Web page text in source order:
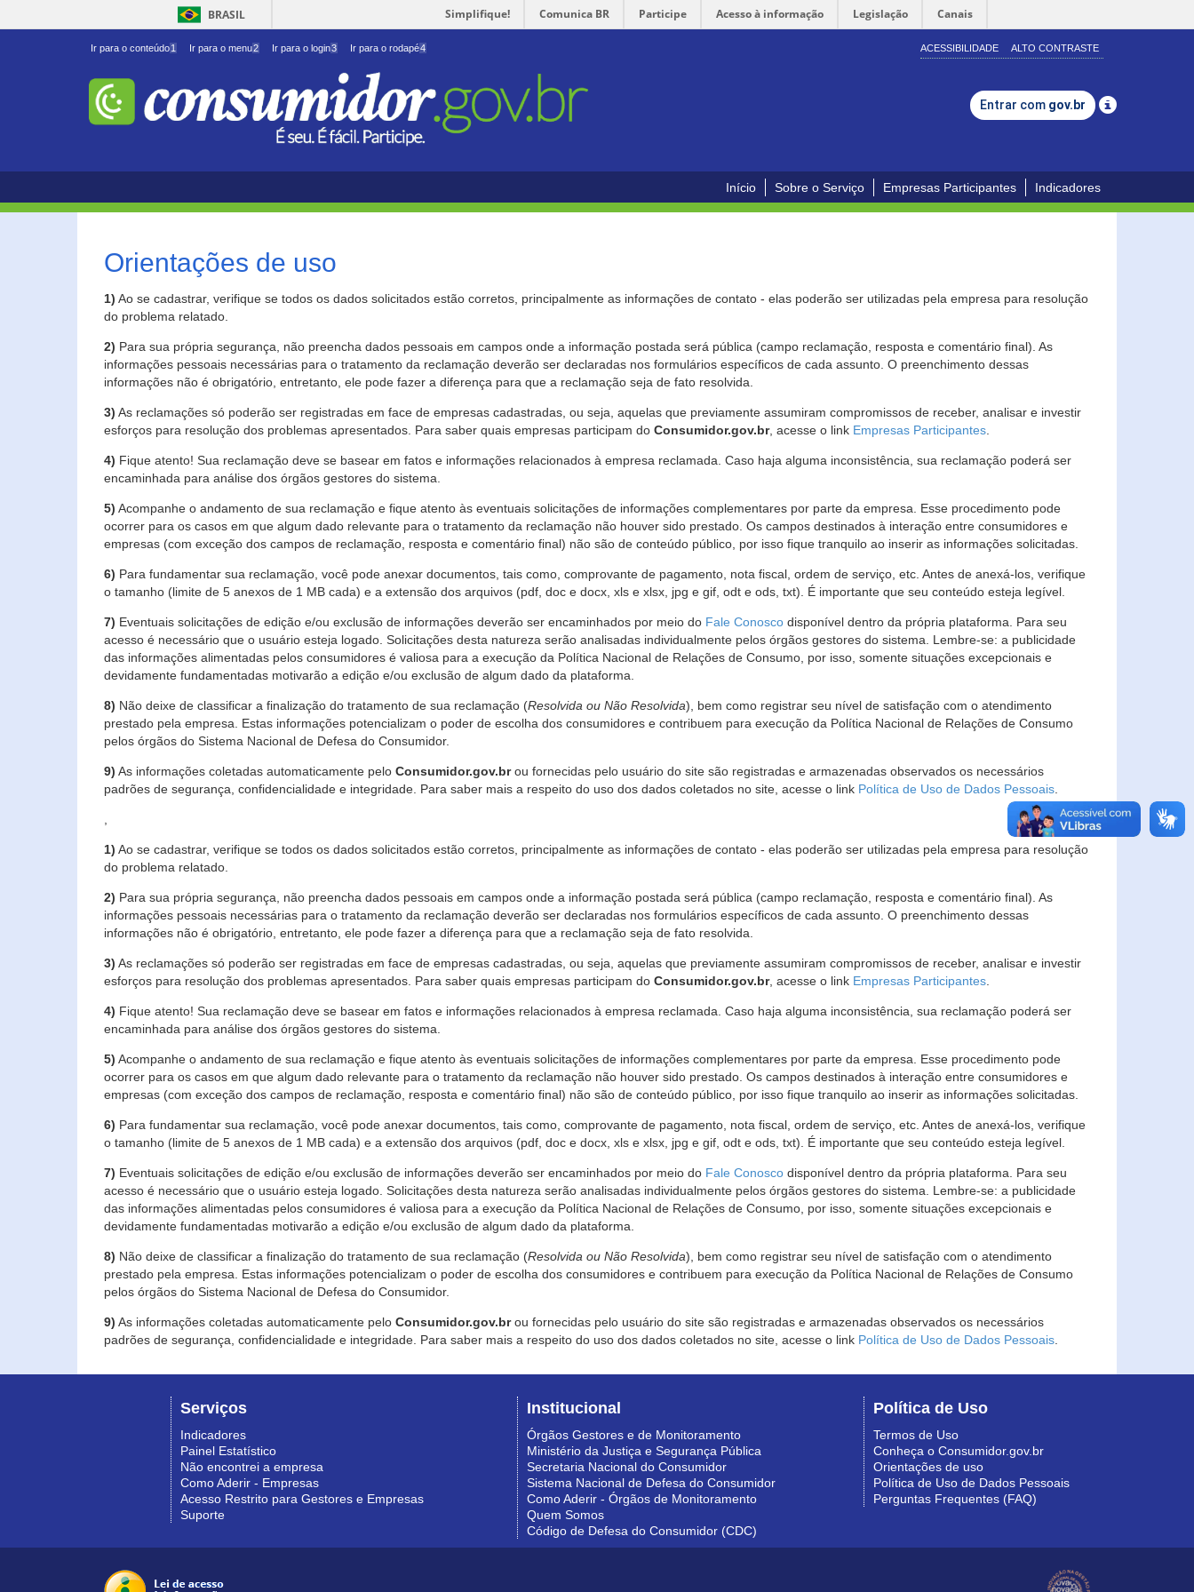
BRASIL Simplifique! Comunica BR Participe Acesso à informação Legislação Canais
Ir para o conteúdo1 Ir para o menu2 Ir para o login3 Ir para o rodapé4 ACESSIBILIDADE ALTO CONTRASTE
Entrar com gov.br
Início Sobre o Serviço Empresas Participantes Indicadores
Orientações de uso
1) Ao se cadastrar, verifique se todos os dados solicitados estão corretos, principalmente as informações de contato - elas poderão ser utilizadas pela empresa para resolução
do problema relatado.
2) Para sua própria segurança, não preencha dados pessoais em campos onde a informação postada será pública (campo reclamação, resposta e comentário final). As
informações pessoais necessárias para o tratamento da reclamação deverão ser declaradas nos formulários específicos de cada assunto. O preenchimento dessas
informações não é obrigatório, entretanto, ele pode fazer a diferença para que a reclamação seja de fato resolvida.
3) As reclamações só poderão ser registradas em face de empresas cadastradas, ou seja, aquelas que previamente assumiram compromissos de receber, analisar e investir
esforços para resolução dos problemas apresentados. Para saber quais empresas participam do Consumidor.gov.br, acesse o link Empresas Participantes
4) Fique atento! Sua reclamação deve se basear em fatos e informações relacionados à empresa reclamada. Caso haja alguma inconsistência, sua reclamação poderá ser
encaminhada para análise dos órgãos gestores do sistema.
5) Acompanhe o andamento de sua reclamação e fique atento às eventuais solicitações de informações complementares por parte da empresa. Esse procedimento pode
ocorrer para os casos em que algum dado relevante para o tratamento da reclamação não houver sido prestado. Os campos destinados à interação entre consumidores e
empresas (com exceção dos campos de reclamação, resposta e comentário final) não são de conteúdo público, por isso fique tranquilo ao inserir as informações solicitadas.
6) Para fundamentar sua reclamação, você pode anexar documentos, tais como, comprovante de pagamento, nota fiscal, ordem de serviço, etc. Antes de anexá-los, verifique
o tamanho (limite de 5 anexos de 1 MB cada) e a extensão dos arquivos (pdf, doc e docx, xls e xlsx, jpg e gif, odt e ods, txt). É importante que seu conteúdo esteja legível.
7) Eventuais solicitações de edição e/ou exclusão de informações deverão ser encaminhados por meio do Fale Conosco disponível dentro da própria plataforma. Para seu
acesso é necessário que o usuário esteja logado. Solicitações desta natureza serão analisadas individualmente pelos órgãos gestores do sistema. Lembre-se: a publicidade
das informações alimentadas pelos consumidores é valiosa para a execução da Política Nacional de Relações de Consumo, por isso, somente situações excepcionais e
devidamente fundamentadas motivarão a edição e/ou exclusão de algum dado da plataforma.
8) Não deixe de classificar a finalização do tratamento de sua reclamação (Resolvida ou Não Resolvida), bem como registrar seu nível de satisfação com o atendimento
prestado pela empresa. Estas informações potencializam o poder de escolha dos consumidores e contribuem para execução da Política Nacional de Relações de Consumo
pelos órgãos do Sistema Nacional de Defesa do Consumidor.
9) As informações coletadas automaticamente pelo Consumidor.gov.brou fornecidas pelo usuário do site são registradas e armazenadas observados os necessários
padrões de segurança, confidencialidade e integridade. Para saber mais a respeito do uso dos dados coletados no site, acesse o link Política de Uso de Dados Pessoais
1) Ao se cadastrar, verifique se todos os dados solicitados estão corretos, principalmente as informações de contato - elas poderão ser utilizadas pela empresa para resolução
do problema relatado.
2) Para sua própria segurança, não preencha dados pessoais em campos onde a informação postada será pública (campo reclamação, resposta e comentário final). As
informações pessoais necessárias para o tratamento da reclamação deverão ser declaradas nos formulários específicos de cada assunto. O preenchimento dessas
informações não é obrigatório, entretanto, ele pode fazer a diferença para que a reclamação seja de fato resolvida.
3) As reclamações só poderão ser registradas em face de empresas cadastradas, ou seja, aquelas que previamente assumiram compromissos de receber, analisar e investir
esforços para resolução dos problemas apresentados. Para saber quais empresas participam do Consumidor.gov.br, acesse o link Empresas Participantes
4) Fique atento! Sua reclamação deve se basear em fatos e informações relacionados à empresa reclamada. Caso haja alguma inconsistência, sua reclamação poderá ser
encaminhada para análise dos órgãos gestores do sistema.
5) Acompanhe o andamento de sua reclamação e fique atento às eventuais solicitações de informações complementares por parte da empresa. Esse procedimento pode
ocorrer para os casos em que algum dado relevante para o tratamento da reclamação não houver sido prestado. Os campos destinados à interação entre consumidores e
empresas (com exceção dos campos de reclamação, resposta e comentário final) não são de conteúdo público, por isso fique tranquilo ao inserir as informações solicitadas.
6) Para fundamentar sua reclamação, você pode anexar documentos, tais como, comprovante de pagamento, nota fiscal, ordem de serviço, etc. Antes de anexá-los, verifique
o tamanho (limite de 5 anexos de 1 MB cada) e a extensão dos arquivos (pdf, doc e docx, xls e xlsx, jpg e gif, odt e ods, txt). É importante que seu conteúdo esteja legível.
7) Eventuais solicitações de edição e/ou exclusão de informações deverão ser encaminhados por meio do Fale Conosco disponível dentro da própria plataforma. Para seu
acesso é necessário que o usuário esteja logado. Solicitações desta natureza serão analisadas individualmente pelos órgãos gestores do sistema. Lembre-se: a publicidade
das informações alimentadas pelos consumidores é valiosa para a execução da Política Nacional de Relações de Consumo, por isso, somente situações excepcionais e
devidamente fundamentadas motivarão a edição e/ou exclusão de algum dado da plataforma.
8) Não deixe de classificar a finalização do tratamento de sua reclamação (Resolvida ou Não Resolvida), bem como registrar seu nível de satisfação com o atendimento
prestado pela empresa. Estas informações potencializam o poder de escolha dos consumidores e contribuem para execução da Política Nacional de Relações de Consumo
pelos órgãos do Sistema Nacional de Defesa do Consumidor.
9) As informações coletadas automaticamente pelo Consumidor.gov.brou fornecidas pelo usuário do site são registradas e armazenadas observados os necessários
padrões de segurança, confidencialidade e integridade. Para saber mais a respeito do uso dos dados coletados no site, acesse o link Política de Uso de Dados Pessoais
Serviços
Indicadores
Painel Estatístico
Não encontrei a empresa
Como Aderir - Empresas
Acesso Restrito para Gestores e Empresas
Suporte
Institucional
Órgãos Gestores e de Monitoramento
Ministério da Justiça e Segurança Pública
Secretaria Nacional do Consumidor
Sistema Nacional de Defesa do Consumidor
Como Aderir - Órgãos de Monitoramento
Quem Somos
Código de Defesa do Consumidor (CDC)
Política de Uso
Termos de Uso
Conheça o Consumidor.gov.br
Orientações de uso
Política de Uso de Dados Pessoais
Perguntas Frequentes (FAQ)